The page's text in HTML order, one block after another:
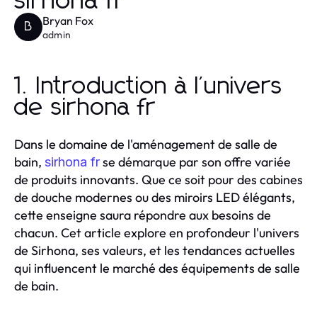
B Bryan Fox
admin
1. Introduction à l'univers
de sirhona fr
Dans le domaine de l'aménagement de salle de
bain, sirhona frse démarque par son offre variée
de produits innovants. Que ce soit pour des cabines
de douche modernes ou des miroirs LED élégants,
cette enseigne saura répondre aux besoins de
chacun. Cet article explore en profondeur l'univers
de Sirhona, ses valeurs, et les tendances actuelles
qui influencent le marché des équipements de salle
de bain.